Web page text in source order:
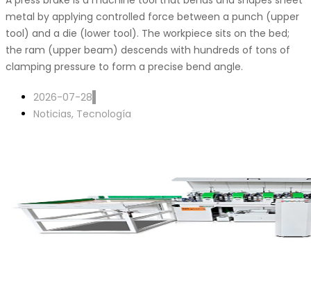
metal by applying controlled force between a punch (upper
tool) and a die (lower tool). The workpiece sits on the bed;
the ram (upper beam) descends with hundreds of tons of
clamping pressure to form a precise bend angle.
2026-07-28
Noticias, Tecnología